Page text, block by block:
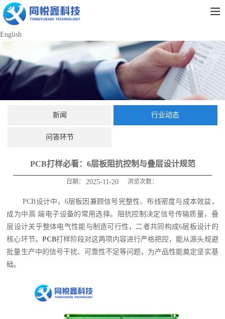
English
新闻 行业动态
问答环节
PCB打样必看：6层板阻抗控制与叠层设计规范
日期： 2025-11-20 浏览次数：
PCB设计中，6层板因兼顾信号完整性、布线密度与成本效益，
成为中高 端电子设备的常用选择。阻抗控制决定信号传输质量，叠
层设计关乎整体电气性能与制造可行性，二者共同构成6层板设计的
核心环节。 PCB打样阶段对这两项内容进行严格把控，能从源头规避
批量生产中的信号干扰、可靠性不足等问题，为产品性能奠定坚实基
础。